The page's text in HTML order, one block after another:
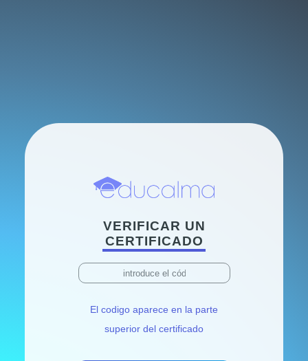
VERIFICAR UN
CERTIFICADO
El codigo aparece en la parte
superior del certificado